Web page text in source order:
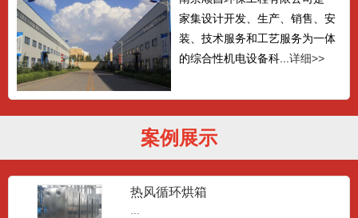
家集设计开发、生产、销售、安
装、技术服务和工艺服务为一体
的综合性机电设备科... 详细>>
案例展示
热风循环烘箱
...